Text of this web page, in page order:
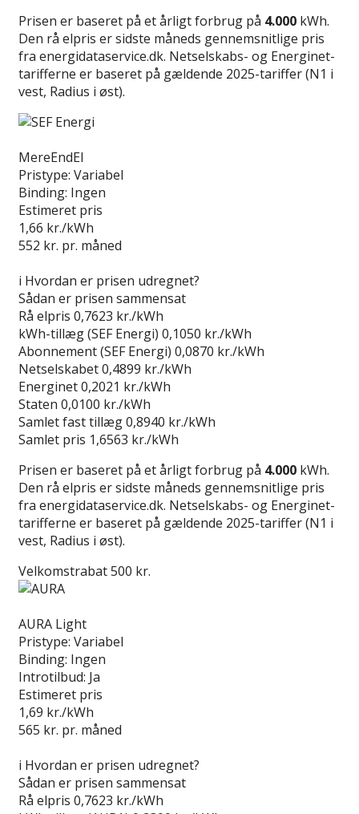
Prisen er baseret på et årligt forbrug på 4.000 kWh.
Den rå elpris er sidste måneds gennemsnitlige pris
fra energidataservice.dk. Netselskabs- og Energinet-
tarifferne er baseret på gældende 2025-tariffer (N1 i
vest, Radius i øst).
MereEndEl
Pristype: Variabel
Binding: Ingen
Estimeret pris
1,66 kr./kWh
552 kr. pr. måned
i Hvordan er prisen udregnet?
Sådan er prisen sammensat
Rå elpris 0,7623 kr./kWh
kWh-tillæg (SEF Energi) 0,1050 kr./kWh
Abonnement (SEF Energi) 0,0870 kr./kWh
Netselskabet0,4899 kr./kWh
Energinet0,2021 kr./kWh
Staten 0,0100 kr./kWh
Samlet fast tillæg0,8940 kr./kWh
Samlet pris 1,6563 kr./kWh
Prisen er baseret på et årligt forbrug på 4.000 kWh.
Den rå elpris er sidste måneds gennemsnitlige pris
fra energidataservice.dk. Netselskabs- og Energinet-
tarifferne er baseret på gældende 2025-tariffer (N1 i
vest, Radius i øst).
Velkomstrabat 500 kr.
AURA Light
Pristype: Variabel
Binding: Ingen
Introtilbud: Ja
Estimeret pris
1,69 kr./kWh
565 kr. pr. måned
i Hvordan er prisen udregnet?
Sådan er prisen sammensat
Rå elpris 0,7623 kr./kWh